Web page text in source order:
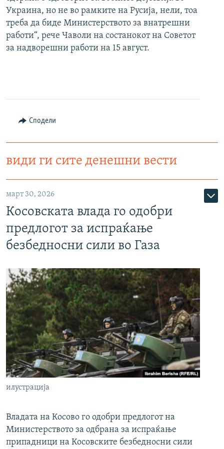
Украина, но не во рамките на Русија, нели, тоа
треба да биде Министерството за внатрешни
работи“, рече Чаволи на состанокот на Советот
за надворешни работи на 15 август.
Сподели
види ги сите денешни вести
март 30, 2026
Косовската влада го одобри
предлогот за испраќање
безбедносни сили во Газа
илустрација
Владата на Косово го одобри предлогот на
Министерството за одбрана за испраќање
припадници на Косовските безбедносни сили